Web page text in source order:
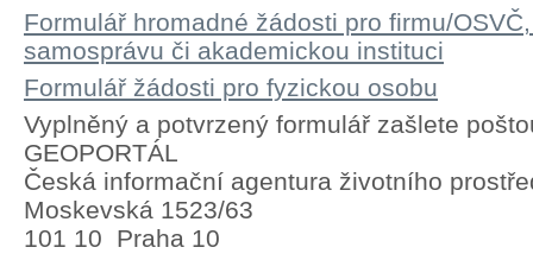
Formulář hromadné žádosti pro firmu/
samosprávu či akademickou instituci
Formulář žádosti pro fyzickou osobu
Vyplněný a potvrzený formulář zašlete
GEOPORTÁL
Česká informační agentura životního
Moskevská 1523/63
101 10 Praha 10